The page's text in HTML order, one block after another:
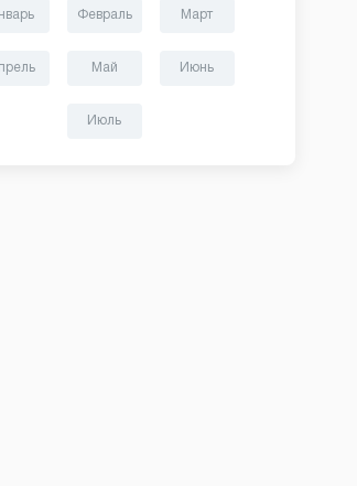
Февраль Март
Май Июнь
Июль